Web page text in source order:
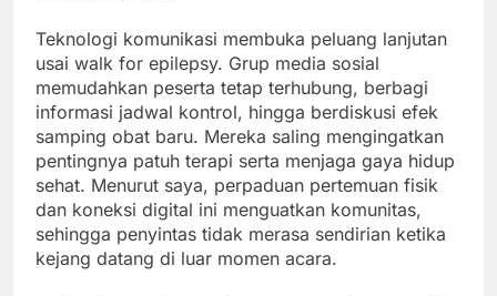
Teknologi komunikasi membuka peluang lanjutan
usai walk for epilepsy. Grup media sosial
memudahkan peserta tetap terhubung, berbagi
informasi jadwal kontrol, hingga berdiskusi efek
samping obat baru. Mereka saling mengingatkan
pentingnya patuh terapi serta menjaga gaya hidup
sehat. Menurut saya, perpaduan pertemuan fisik
dan koneksi digital ini menguatkan komunitas,
sehingga penyintas tidak merasa sendirian ketika
kejang datang di luar momen acara.